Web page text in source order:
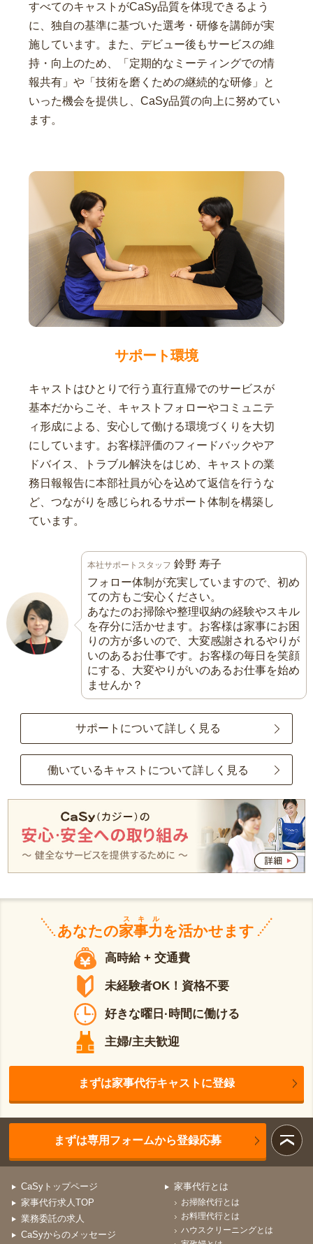
すべてのキャストがCaSy品質を体現できるよう
に、独自の基準に基づいた選考・研修を講師が実
施しています。また、デビュー後もサービスの維
持・向上のため、「定期的なミーティングでの情
報共有」や「技術を磨くための継続的な研修」と
いった機会を提供し、CaSy品質の向上に努めてい
ます。
サポート環境
キャストはひとりで行う直行直帰でのサービスが
基本だからこそ、キャストフォローやコミュニテ
ィ形成による、安心して働ける環境づくりを大切
にしています。お客様評価のフィードバックやア
ドバイス、トラブル解決をはじめ、キャストの業
務日報報告に本部社員が心を込めて返信を行うな
ど、つながりを感じられるサポート体制を構築し
ています。
本社サポートスタッフ 鈴野 寿子
フォロー体制が充実していますので、初め
ての方もご安心ください。
あなたのお掃除や整理収納の経験やスキル
を存分に活かせます。お客様は家事にお困
りの方が多いので、大変感謝されるやりが
いのあるお仕事です。お客様の毎日を笑顔
にする、大変やりがいのあるお仕事を始め
ませんか？
サポートについて詳しく見る
働いているキャストについて詳しく見る
あなたの家事力
スキル
を活かせます
高時給 + 交通費
未経験者OK！資格不要
好きな曜日·時間に働ける
主婦/主夫歓迎
まずは家事代行キャストに登録
まずは専用フォームから登録応募
CaSyトップページ
家事代行求人TOP
業務委託の求人
CaSyからのメッセージ
家事代行とは
お掃除代行とは
お料理代行とは
ハウスクリーニングとは